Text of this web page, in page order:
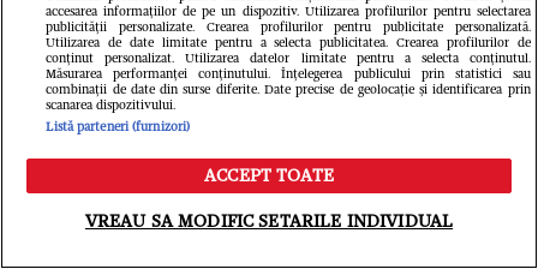
Îmbulzeală și bătaie pe promoții la
deschiderea magazinului lui Călin
Donca din București. O femeie a fost
Meniu Caută
accesarea informațiilor de pe un dispozitiv. Utilizarea profilurilor pentru selectarea
publicității personalizate. Crearea profilurilor pentru publicitate personalizată.
Utilizarea de date limitate pentru a selecta publicitatea. Crearea profilurilor de
conținut personalizat. Utilizarea datelor limitate pentru a selecta conținutul.
Măsurarea performanței conținutului. Înțelegerea publicului prin statistici sau
combinații de date din surse diferite. Date precise de geolocație și identificarea prin
scanarea dispozitivului.
Listă parteneri (furnizori)
ACCEPT TOATE
VREAU SA MODIFIC SETARILE INDIVIDUAL